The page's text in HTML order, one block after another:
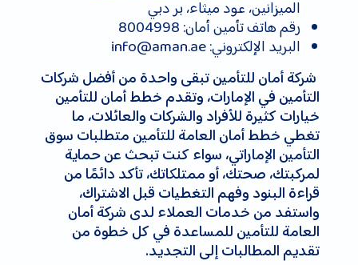
الميزانين، عود ميثاء، بر دبي
رقم هاتف تأمين أمان: 8004998
البريد الإلكتروني:info@aman.ae
شركة أمان للتأمين تبقى واحدة من أفضل شركات
التأمين في الإمارات، وتقدم خطط أمان للتأمين
خيارات كثيرة للأفراد والشركات والعائلات، ما
تغطي خطط أمان العامة للتأمين متطلبات سوق
التأمين الإماراتي، سواء كنت تبحث عن حماية
لمركبتك، صحتك، أو ممتلكاتك، تأكد دائمًا من
قراءة البنود وفهم التغطيات قبل الاشتراك،
واستفد من خدمات العملاء لدى شركة أمان
العامة للتأمين للمساعدة في كل خطوة من
تقديم المطالبات إلى التجديد.